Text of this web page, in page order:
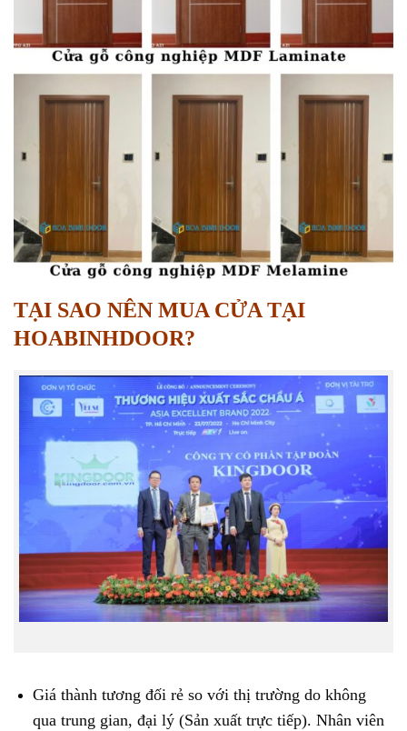
TẠI SAO NÊN MUA CỬA TẠI
HOABINHDOOR?
Giá thành tương đối rẻ so với thị trường do không
qua trung gian, đại lý (Sản xuất trực tiếp). Nhân viên